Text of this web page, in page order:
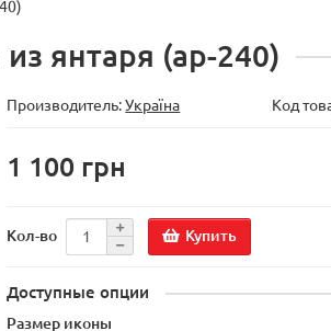
янтаря (ар-240)
Производитель:Україна Код
1 100 грн
Кол-во Купить
Доступные опции
Размер иконы